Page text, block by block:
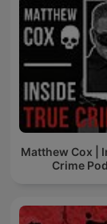
Matthew Cox |
Crime